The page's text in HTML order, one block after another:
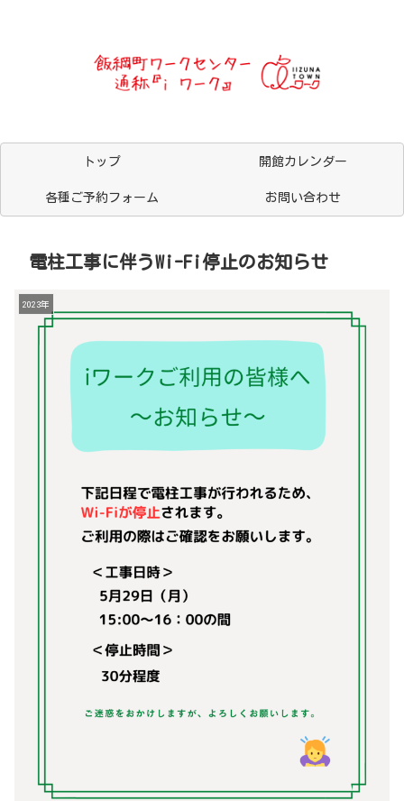
トップ 開館カレンダー
各種ご予約フォーム お問い合わせ
電柱工事に伴うWi-Fi停止のお知らせ
2023年